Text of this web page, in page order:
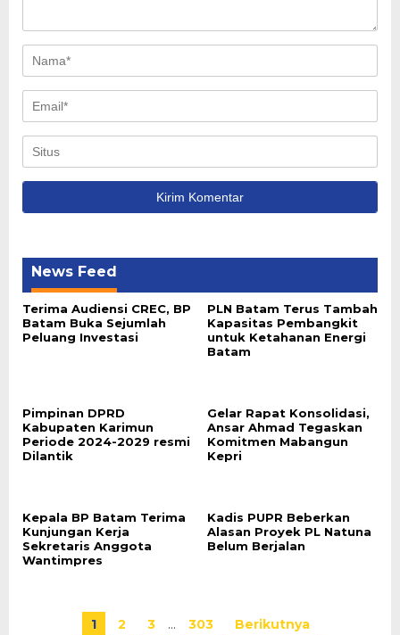
News Feed
Terima Audiensi CREC, BP
Batam Buka Sejumlah
Peluang Investasi
PLN Batam Terus Tambah
Kapasitas Pembangkit
untuk Ketahanan Energi
Batam
Pimpinan DPRD
Kabupaten Karimun
Periode 2024-2029 resmi
Dilantik
Gelar Rapat Konsolidasi,
Ansar Ahmad Tegaskan
Komitmen Mabangun
Kepri
Kepala BP Batam Terima
Kunjungan Kerja
Sekretaris Anggota
Wantimpres
Kadis PUPR Beberkan
Alasan Proyek PL Natuna
Belum Berjalan
1 2 3 … 303 Berikutnya